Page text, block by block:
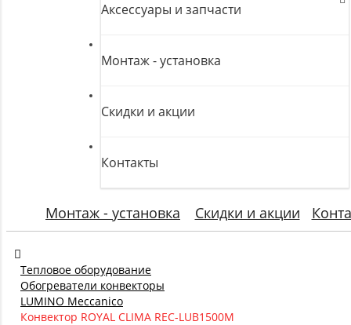
Аксессуары и запчасти
Монтаж - установка
Скидки и акции
Контакты
Монтаж - установка Скидки и акции
Тепловое оборудование
Обогреватели конвекторы
LUMINO Meccanico
Конвектор ROYAL CLIMA REC-LUB1500M